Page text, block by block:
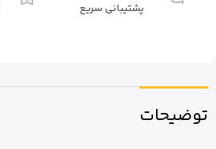
پشتیبانی سریع
توضیحات